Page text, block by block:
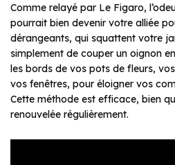
Comme relayé par Le Figaro,
pourrait bien devenir votre alliée
dérangeants, qui squattent votre
simplement de couper un oignon
les bords de vos pots de fleurs,
vos fenêtres, pour éloigner vos
Cette méthode est efficace, bien
renouvelée régulièrement.